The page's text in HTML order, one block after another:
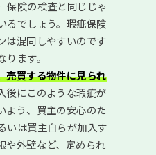
保険の検査と同じじゃ
るでしょう。瑕疵保険
は混同しやすいのです
ます。
売買する物件に見られ
後にこのような瑕疵が
よう、買主の安心のた
いは買主自らが加入す
や外壁など、定められ